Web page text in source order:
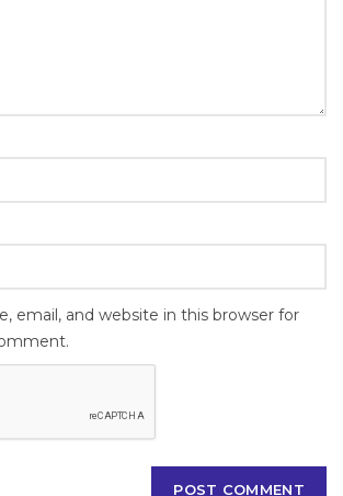
email, and website in this browser for